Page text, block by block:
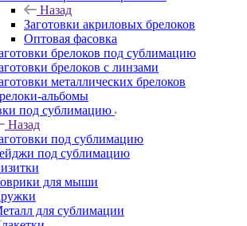
Назад
Заготовки акриловых брелоков
Оптовая фасовка
брелоков под сублимацию
брелоков с линзами
металлических брелоков
альбомы
под сублимацию
Назад
под сублимацию
под сублимацию
для мыши
для сублимации